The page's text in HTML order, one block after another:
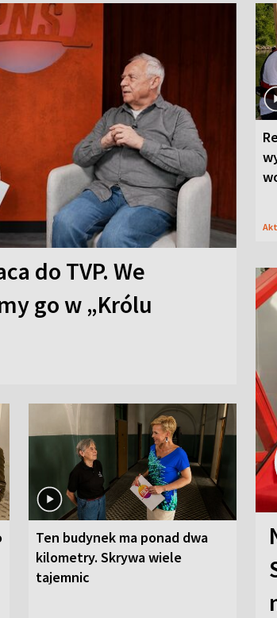
do TVP. We
go w „Królu
Ten budynek ma ponad dwa
kilometry. Skrywa wiele
tajemnic